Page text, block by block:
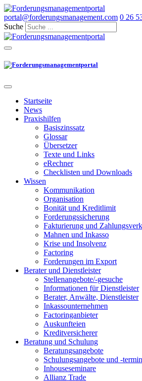
portal@forderungsmanagement.com 0 26
Suche
Startseite
News
Praxishilfen
Basiszinssatz
Glossar
Übersetzer
Texte und Links
eRechner
Checklisten und Downloads
Wissen
Kommunikation
Organisation
Bonität und Kreditlimit
Forderungssicherung
Fakturierung und
Mahnen und Inkasso
Krise und Insolvenz
Factoring
Forderungen im Export
Berater und Dienstleister
Stellenangebote/-gesuche
Informationen für Dienstleister
Berater, Anwälte, Dienstleister
Inkassounternehmen
Factoringanbieter
Auskunfteien
Kreditversicherer
Beratung und Schulung
Beratungsangebote
Schulungsangebote und -
Inhouseseminare
Allianz Trade